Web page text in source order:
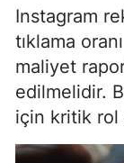
Instagram
tıklama
maliyet
edilmelidir.
için kritik rol